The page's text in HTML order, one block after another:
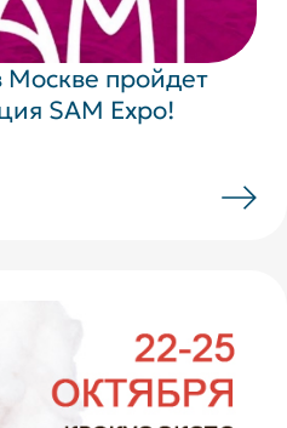
Москве пройдет
SAM Expo!